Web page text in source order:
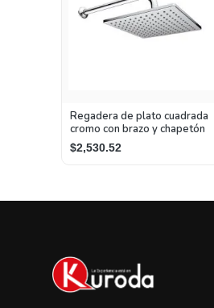
Regadera de plato cuadrada
cromo con brazo y chapetón
$2,530.52